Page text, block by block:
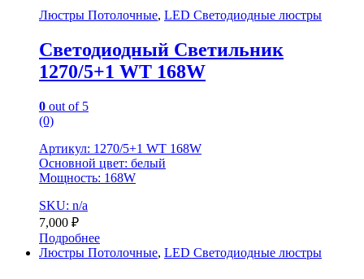
Люстры Потолочные, LED Светодиодные люстры
Светодиодный Светильник
1270/5+1 WT 168W
0 out of 5
(0)
Артикул: 1270/5+1 WT 168W
Основной цвет: белый
Мощность: 168W
SKU: n/a
7,000 ₽
Подробнее
Люстры Потолочные, LED Светодиодные люстры